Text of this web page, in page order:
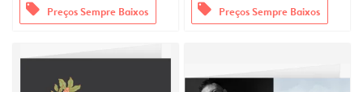
offers Preços Sempre Baixos offers Preços Sempre Baixos